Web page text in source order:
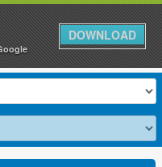
Anuncie Grátis »
DOWNLOAD